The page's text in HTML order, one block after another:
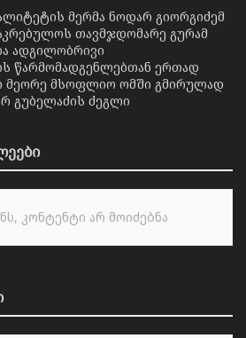
მერმა ნოდარ გიორგიძემ
თავმჯდომარე გურამ
ადგილობრივი
წარმომადგენლებთან ერთად
მეორე მსოფლიო ომში გმირულად
გუბელაძის ძეგლი
კონტენტი არ მოიძებნა